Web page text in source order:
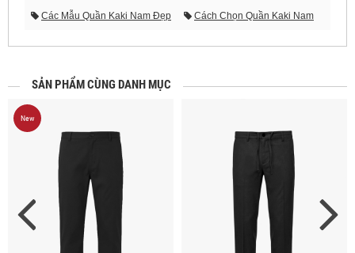
Các Mẫu Quần Kaki Nam Đẹp
Cách Chọn Quần Kaki Nam
May Quần Kaki Nam
Mua Quần Kaki Nam
SẢN PHẨM CÙNG DANH MỤC
New